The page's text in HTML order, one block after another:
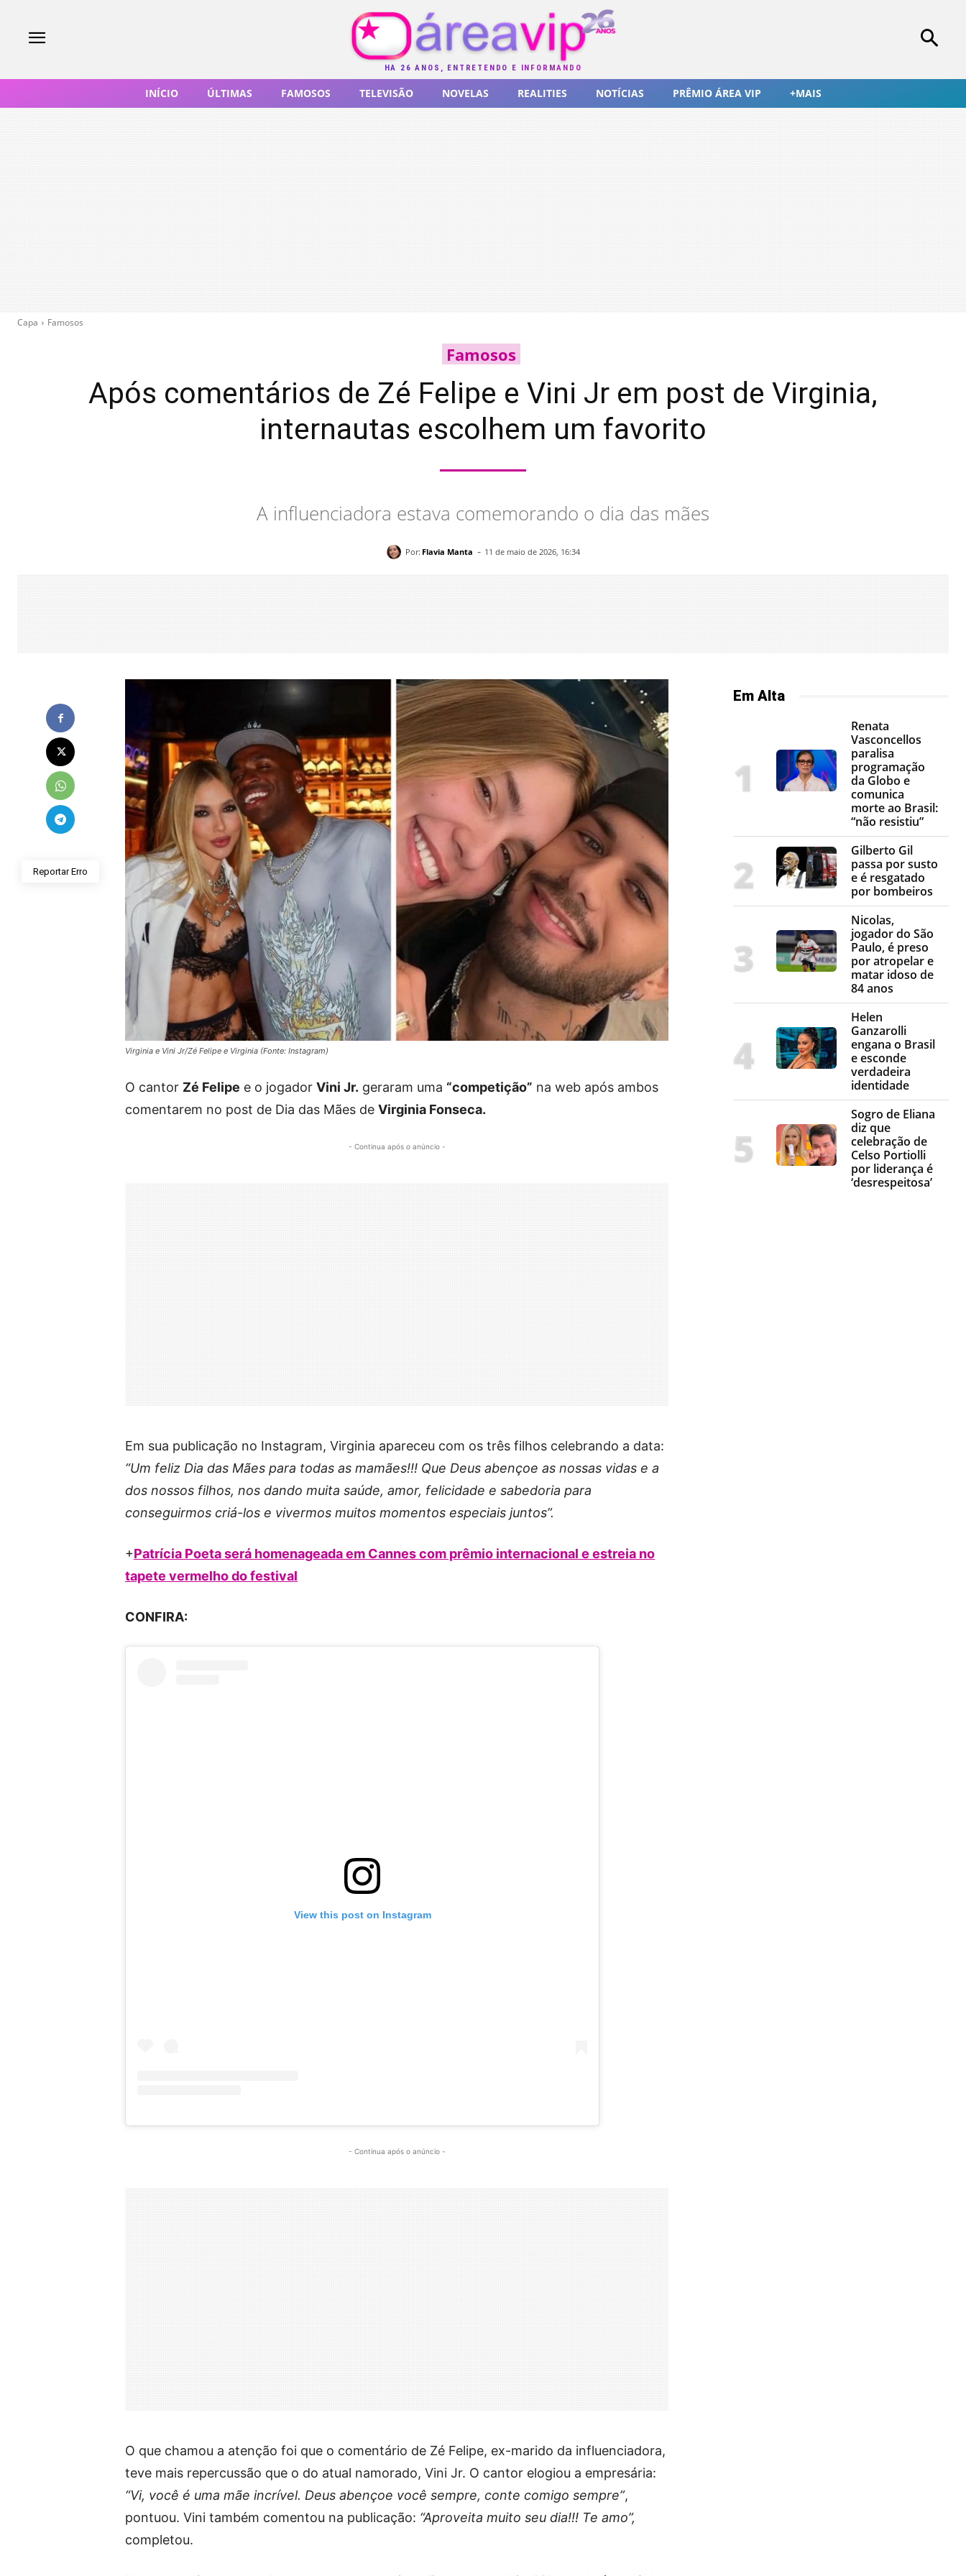
HÁ 26 ANOS, ENTRETENDO E INFORMANDO
INÍCIO ÚLTIMAS FAMOSOS TELEVISÃO NOVELAS REALITIES NOTÍCIAS PRÊMIO ÁREA VIP +MAIS
Capa Famosos
Famosos
Após comentários de Zé Felipe e Vini Jr em post de Virginia,
internautas escolhem um favorito
A influenciadora estava comemorando o dia das mães
Por: Flavia Manta - 11 de maio de 2026, 16:34
Reportar Erro
Virginia e Vini Jr/Zé Felipe e Virginia (Fonte: Instagram)
O cantor Zé Felipe e o jogador Vini Jr. geraram uma “competição” na web após ambos
comentarem no post de Dia das Mães de Virginia Fonseca.
- Continua após o anúncio -
Em sua publicação no Instagram, Virginia apareceu com os três filhos celebrando a data:
“Um feliz Dia das Mães para todas as mamães!!! Que Deus abençoe as nossas vidas e a
dos nossos filhos, nos dando muita saúde, amor, felicidade e sabedoria para
conseguirmos criá-los e vivermos muitos momentos especiais juntos”.
+Patrícia Poeta será homenageada em Cannes com prêmio internacional e estreia no
tapete vermelho do festival
CONFIRA:
View this post on Instagram
- Continua após o anúncio -
O que chamou a atenção foi que o comentário de Zé Felipe, ex-marido da influenciadora,
teve mais repercussão que o do atual namorado, Vini Jr. O cantor elogiou a empresária:
“Vi, você é uma mãe incrível. Deus abençoe você sempre, conte comigo sempre”,
pontuou. Vini também comentou na publicação: “Aproveita muito seu dia!!! Te amo”,
completou.
Em Alta
Renata
Vasconcellos
paralisa
programação
da Globo e
comunica
morte ao Brasil:
“não resistiu”
Gilberto Gil
passa por susto
e é resgatado
por bombeiros
Nicolas,
jogador do São
Paulo, é preso
por atropelar e
matar idoso de
84 anos
Helen
Ganzarolli
engana o Brasil
e esconde
verdadeira
identidade
Sogro de Eliana
diz que
celebração de
Celso Portiolli
por liderança é
‘desrespeitosa’